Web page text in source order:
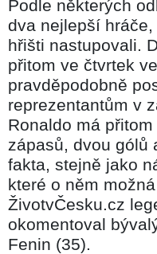
Podle některých
dva nejlepší
hřišti nastupovali.
přitom ve čtvrtek
pravděpodobně
reprezentantům v
Ronaldo má
zápasů, dvou gólů
fakta, stejně jako
které o něm
ŽivotvČesku.cz
okomentoval
Fenin (35).